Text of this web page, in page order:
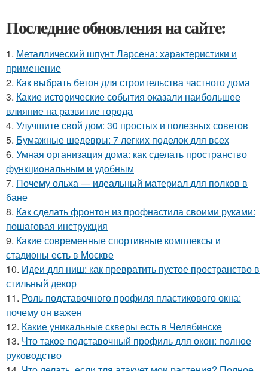
Последние обновления на сайте:
1. Металлический шпунт Ларсена: характеристики и
применение
2. Как выбрать бетон для строительства частного дома
3. Какие исторические события оказали наибольшее
влияние на развитие города
4. Улучшите свой дом: 30 простых и полезных советов
5. Бумажные шедевры: 7 легких поделок для всех
6. Умная организация дома: как сделать пространство
функциональным и удобным
7. Почему ольха — идеальный материал для полков в
бане
8. Как сделать фронтон из профнастила своими руками:
пошаговая инструкция
9. Какие современные спортивные комплексы и
стадионы есть в Москве
10. Идеи для ниш: как превратить пустое пространство в
стильный декор
11. Роль подставочного профиля пластикового окна:
почему он важен
12. Какие уникальные скверы есть в Челябинске
13. Что такое подставочный профиль для окон: полное
руководство